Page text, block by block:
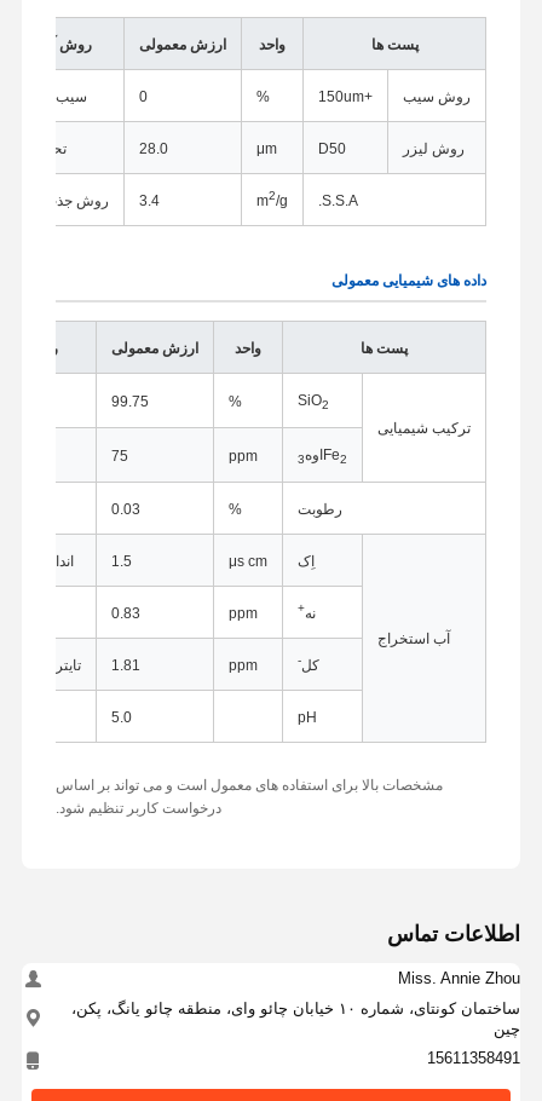
پست ها واحد ارزش معمولی روش آزمایش
روش سیب +150um
%
0 سیب زدن
روش لیزر D50
μm
28.0 تحلیلگر
S.S.A.
m2/g
3.4 روش جذب
داده های شیمیایی معمولی
پست ها واحد ارزش معمولی روش
ترکیب شیمیایی
SiO2
%
99.75
Fe2 اوه3
ppm
75
رطوبت %
0.03
آب استخراج
اِک μs cm
1.5 اندازه گیری
نه+
ppm
0.83
کل-
ppm
1.81 تایتر پتانسیل
pH
5.0
مشخصات بالا برای استفاده های معمول است و می تواند بر اساس
درخواست کاربر تنظیم شود.
اطلاعات تماس
Miss. Annie Zhou
ساختمان کونتای، شماره ۱۰ خیابان چائو وای، منطقه چائو یانگ، پکن،
چین
15611358491